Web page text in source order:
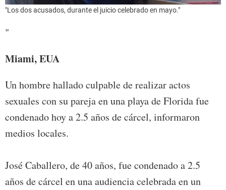
"Los dos acusados, durante el juicio celebrado en mayo."
"
Miami, EUA
Un hombre hallado culpable de realizar actos
sexuales con su pareja en una playa de Florida fue
condenado hoy a 2.5 años de cárcel, informaron
medios locales.
José Caballero, de 40 años, fue condenado a 2.5
años de cárcel en una audiencia celebrada en un